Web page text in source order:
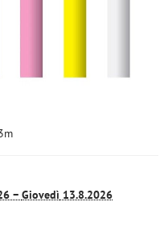
− Giovedì 13.8.2026